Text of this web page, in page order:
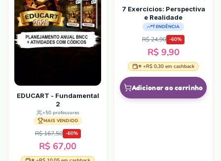
EDUCART - Fundamental
2
+50professores
MAIS VENDIDO
R$ 167,50 -60%
R$ 67,00
7 Exercícios: Perspectiva
e Realidade
TENDÊNCIA
R$ 24,90 -60%
R$ 9,90
⭐ +R$ 0,30 em cashback
Adicionar ao carrinho